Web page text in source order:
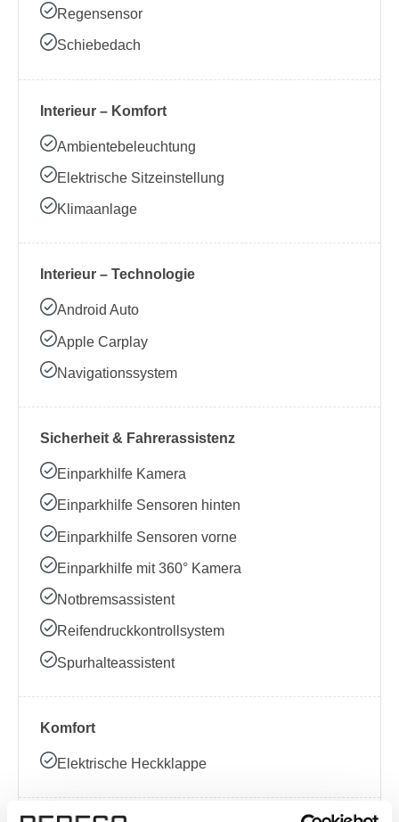
Regensensor
Schiebedach
Interieur – Komfort
Ambientebeleuchtung
Elektrische Sitzeinstellung
Klimaanlage
Interieur – Technologie
Android Auto
Apple Carplay
Navigationssystem
Sicherheit & Fahrerassistenz
Einparkhilfe Kamera
Einparkhilfe Sensoren hinten
Einparkhilfe Sensoren vorne
Einparkhilfe mit 360° Kamera
Notbremsassistent
Reifendruckkontrollsystem
Spurhalteassistent
Komfort
Elektrische Heckklappe